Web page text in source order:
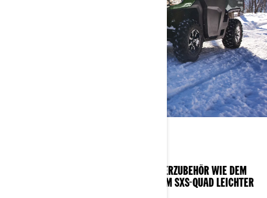
MACHEN SIE SICH DAS LEBEN MIT WINTERZUBEHÖR WIE DEM
CAN-AM PROMONT RÄUMSCHILD AUF DEM SXS-QUAD LEICHTER